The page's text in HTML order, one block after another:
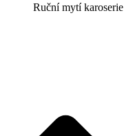
Ruční mytí karoserie